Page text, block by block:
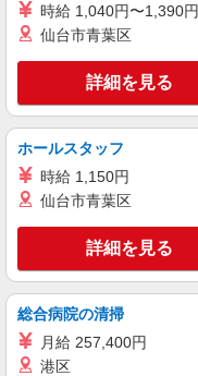
時給 1,040円〜1,390円
仙台市青葉区
詳細を見る
ホールスタッフ
時給 1,150円
仙台市青葉区
詳細を見る
総合病院の清掃
月給 257,400円
港区